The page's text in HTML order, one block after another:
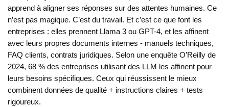
apprend à aligner ses réponses sur des attentes humaines. Ce
n’est pas magique. C’est du travail. Et c’est ce que font les
entreprises : elles prennent Llama 3 ou GPT-4, et les affinent
avec leurs propres documents internes - manuels techniques,
FAQ clients, contrats juridiques. Selon une enquête O’Reilly de
2024, 68 % des entreprises utilisant des LLM les affinent pour
leurs besoins spécifiques. Ceux qui réussissent le mieux
combinent données de qualité + instructions claires + tests
rigoureux.